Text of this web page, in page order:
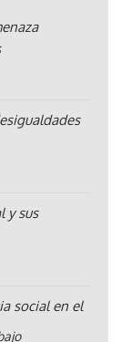
y sus
social en el